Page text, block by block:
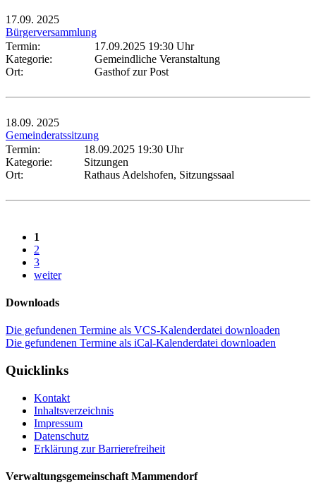
17.09. 2025
Bürgerversammlung
Termin:
17.09.2025 19:30 Uhr
Kategorie:
Gemeindliche Veranstaltung
Ort:
Gasthof zur Post
18.09. 2025
Gemeinderatssitzung
Termin:
18.09.2025 19:30 Uhr
Kategorie:
Sitzungen
Ort:
Rathaus Adelshofen, Sitzungssaal
1
2
3
weiter
Downloads
Die gefundenen Termine als VCS-Kalenderdatei downloaden
Die gefundenen Termine als iCal-Kalenderdatei downloaden
Quicklinks
Kontakt
Inhaltsverzeichnis
Impressum
Datenschutz
Erklärung zur Barrierefreiheit
Verwaltungsgemeinschaft Mammendorf